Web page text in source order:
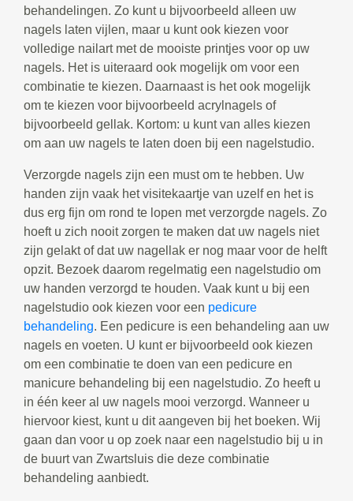
behandelingen. Zo kunt u bijvoorbeeld alleen uw
nagels laten vijlen, maar u kunt ook kiezen voor
volledige nailart met de mooiste printjes voor op uw
nagels. Het is uiteraard ook mogelijk om voor een
combinatie te kiezen. Daarnaast is het ook mogelijk
om te kiezen voor bijvoorbeeld acrylnagels of
bijvoorbeeld gellak. Kortom: u kunt van alles kiezen
om aan uw nagels te laten doen bij een nagelstudio.
Verzorgde nagels zijn een must om te hebben. Uw
handen zijn vaak het visitekaartje van uzelf en het is
dus erg fijn om rond te lopen met verzorgde nagels. Zo
hoeft u zich nooit zorgen te maken dat uw nagels niet
zijn gelakt of dat uw nagellak er nog maar voor de helft
opzit. Bezoek daarom regelmatig een nagelstudio om
uw handen verzorgd te houden. Vaak kunt u bij een
nagelstudio ook kiezen voor een pedicure
behandeling. Een pedicure is een behandeling aan uw
nagels en voeten. U kunt er bijvoorbeeld ook kiezen
om een combinatie te doen van een pedicure en
manicure behandeling bij een nagelstudio. Zo heeft u
in één keer al uw nagels mooi verzorgd. Wanneer u
hiervoor kiest, kunt u dit aangeven bij het boeken. Wij
gaan dan voor u op zoek naar een nagelstudio bij u in
de buurt van Zwartsluis die deze combinatie
behandeling aanbiedt.